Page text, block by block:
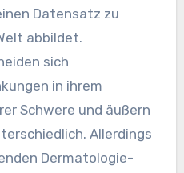
Datensatz zu
abbildet.
sich
in ihrem
Schwere und äußern
Allerdings
Dermatologie-